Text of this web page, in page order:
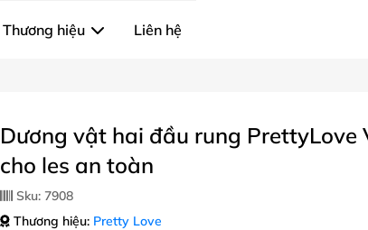
Thương hiệu Liên hệ
Dương vật hai đầu rung PrettyLove
cho les an toàn
Sku: 7908
Thương hiệu: Pretty Love